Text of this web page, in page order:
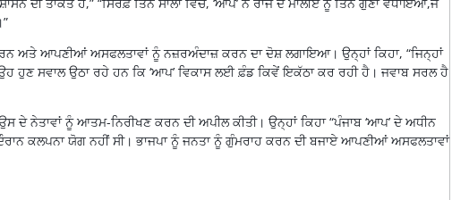
ਦੀ ਤਾਕਤ ਹੈ,” “ਸਿਰਫ਼ ਤਿੰਨ ਸਾਲਾਂ ਵਿੱਚ, ‘ਆਪ’ ਨੇ ਰਾਜ ਦੇ ਮਾਲੀਏ ਨੂੰ ਤਿੰਨ ਗੁਣਾ ਵਧਾਇਆ,ਜੋ
ਅਤੇ ਆਪਣੀਆਂ ਅਸਫਲਤਾਵਾਂ ਨੂੰ ਨਜ਼ਰਅੰਦਾਜ਼ ਕਰਨ ਦਾ ਦੋਸ਼ ਲਗਾਇਆ। ਉਨ੍ਹਾਂ ਕਿਹਾ, “ਜਿਨ੍ਹਾਂ
ਉਹ ਹੁਣ ਸਵਾਲ ਉਠਾ ਰਹੇ ਹਨ ਕਿ ‘ਆਪ’ ਵਿਕਾਸ ਲਈ ਫ਼ੰਡ ਕਿਵੇਂ ਇਕੱਠਾ ਕਰ ਰਹੀ ਹੈ। ਜਵਾਬ ਸਰਲ ਹੈ
ਦੇ ਨੇਤਾਵਾਂ ਨੂੰ ਆਤਮ-ਨਿਰੀਖਣ ਕਰਨ ਦੀ ਅਪੀਲ ਕੀਤੀ। ਉਨ੍ਹਾਂ ਕਿਹਾ “ਪੰਜਾਬ ‘ਆਪ’ ਦੇ ਅਧੀਨ
ਕਲਪਨਾ ਯੋਗ ਨਹੀਂ ਸੀ। ਭਾਜਪਾ ਨੂੰ ਜਨਤਾ ਨੂੰ ਗੁੰਮਰਾਹ ਕਰਨ ਦੀ ਬਜਾਏ ਆਪਣੀਆਂ ਅਸਫਲਤਾਵਾਂ